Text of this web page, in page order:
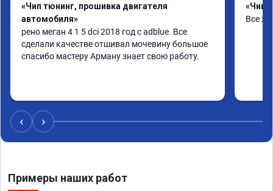
«Чип тюнинг, прошивка двигателя
автомобиля»
рено меган 4 1 5 dci 2018 год с adblue. Все
сделали качестве отшивал мочевину большое
спасибо мастеру Арману знает свою работу.
«Чип
Все
‹ ›
Примеры наших работ